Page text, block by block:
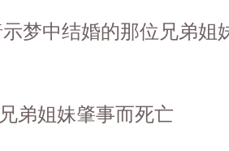
中结婚的那位兄弟姐
姐妹肇事而死亡